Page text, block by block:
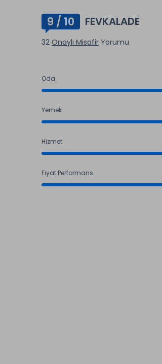
9 / 10 FEVKALADE
32 Onaylı Misafir Yorumu
Oda
8.8
Yemek
8.8
Hizmet
9.8
Fiyat Performans
8.7